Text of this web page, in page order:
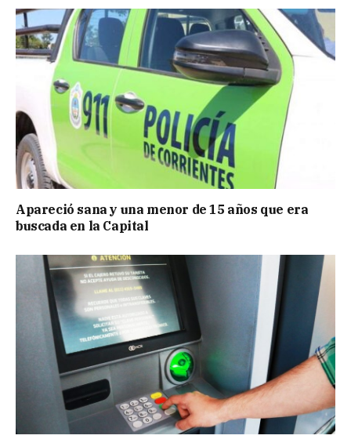
Apareció sana y una menor de 15 años que era
buscada en la Capital